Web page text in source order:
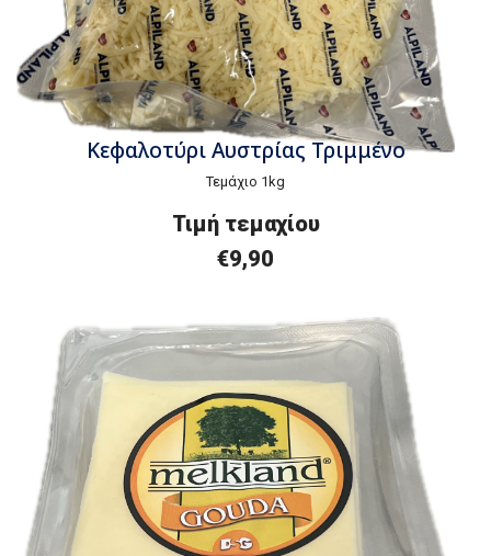
Κεφαλοτύρι Αυστρίας Τριμμένο
Τεμάχιο 1kg
Τιμή τεμαχίου
€9,90